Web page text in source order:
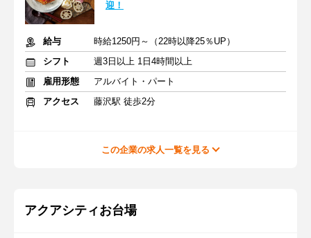
迎！
給与
時給1250円～（22時以降25％UP）
シフト
週3日以上 1日4時間以上
雇用形態
アルバイト・パート
アクセス
藤沢駅 徒歩2分
この企業の求人一覧を見る
アクアシティお台場